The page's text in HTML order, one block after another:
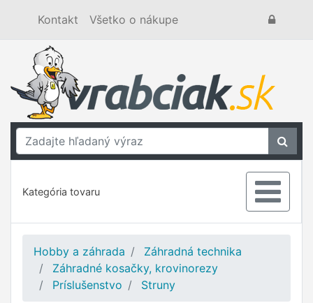
Kontakt Všetko o nákupe
Kategória tovaru
Hobby a záhrada
Záhradná technika
Záhradné kosačky, krovinorezy
Príslušenstvo
Struny